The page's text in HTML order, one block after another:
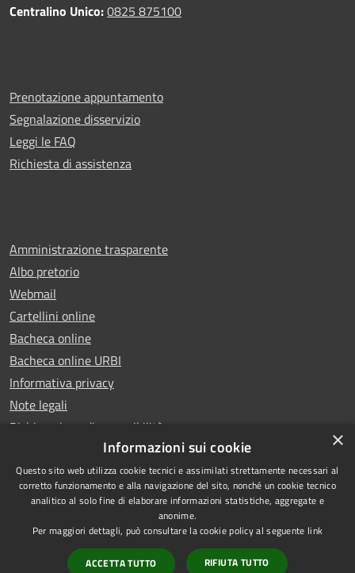
Centralino Unico:0825 875100
Prenotazione appuntamento
Segnalazione disservizio
Leggi le FAQ
Richiesta di assistenza
Amministrazione trasparente
Albo pretorio
Webmail
Cartellini online
Bacheca online
Bacheca online URBI
Informativa privacy
Note legali
Dichiarazione di accessibilità
RSS
Accessibilità
Copyright © 2025 Comune di
Ariano Irpino
Powered byMunicipium
×
Informazioni sui cookie
Questo sito web utilizza cookie tecnici e assimilati strettamente necessari al
corretto funzionamento e alla navigazione del sito, nonché un cookie tecnico
analitico al solo fine di elaborare informazioni statistiche, aggregate e
anonime.
Per maggiori dettagli, può consultare la cookie policy al seguente link
ACCETTA TUTTO RIFIUTA TUTTO